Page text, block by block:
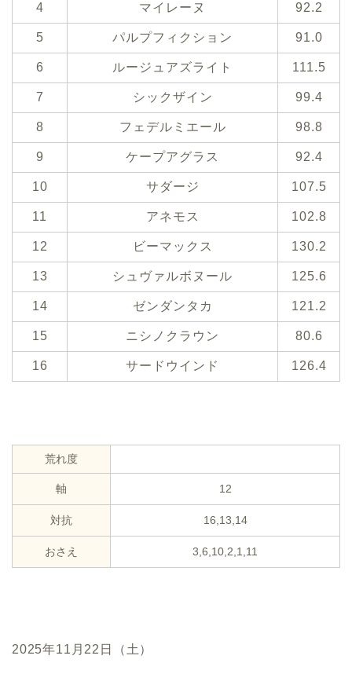
4 マイレーヌ 92.2
5 パルプフィクション 91.0
6 ルージュアズライト 111.5
7 シックザイン 99.4
8 フェデルミエール 98.8
9 ケープアグラス 92.4
10 サダージ 107.5
11 アネモス 102.8
12 ビーマックス 130.2
13 シュヴァルボヌール 125.6
14 ゼンダンタカ 121.2
15 ニシノクラウン 80.6
16 サードウインド 126.4
荒れ度
軸 12
対抗 16,13,14
おさえ 3,6,10,2,1,11
2025年11月22日（土）